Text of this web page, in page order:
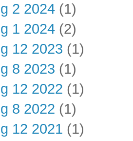
2 2024 (1)
1 2024 (2)
12 2023 (1)
8 2023 (1)
12 2022 (1)
8 2022 (1)
12 2021 (1)